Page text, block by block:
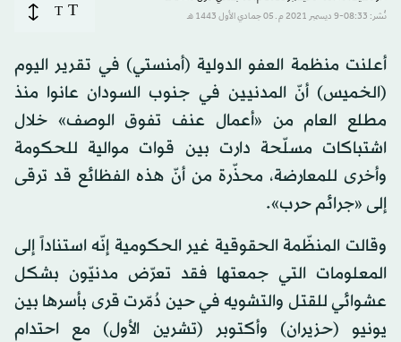
نُشر: 08:33-9 ديسمبر 2021 م ـ 05 جمادي الأول 1443 هـ
T
T
أعلنت منظمة العفو الدولية (أمنستي) في تقرير اليوم
(الخميس) أنّ المدنيين في جنوب السودان عانوا منذ
مطلع العام من «أعمال عنف تفوق الوصف» خلال
اشتباكات مسلّحة دارت بين قوات موالية للحكومة
وأخرى للمعارضة، محذّرة من أنّ هذه الفظائع قد ترقى
إلى «جرائم حرب».
وقالت المنظّمة الحقوقية غير الحكومية إنّه استناداً إلى
المعلومات التي جمعتها فقد تعرّض مدنيّون بشكل
عشوائي للقتل والتشويه في حين دُمّرت قرى بأسرها بين
يونيو (حزيران) وأكتوبر (تشرين الأول) مع احتدام